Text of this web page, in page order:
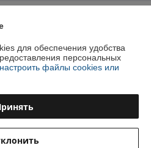
область, Березовский район
для обеспечения удобства
персональных
файлы cookies или